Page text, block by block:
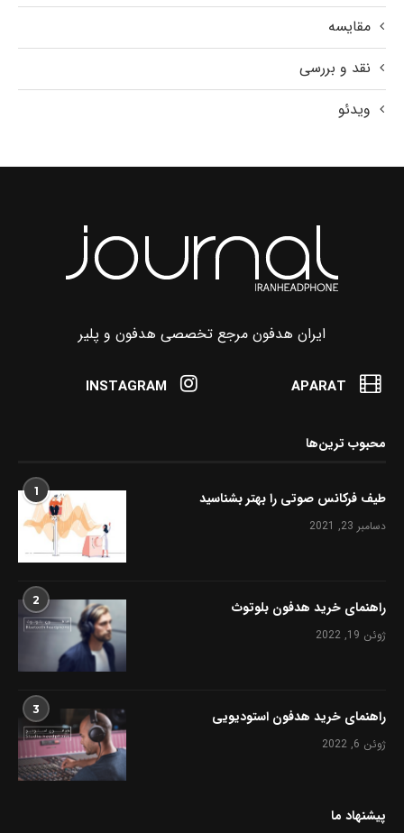
مقایسه
نقد و بررسی
ویدئو
ایران هدفون مرجع تخصصی هدفون و پلیر
APARAT
INSTAGRAM
محبوب ترین‌ها
1 طیف فرکانس صوتی را بهتر بشناسید
دسامبر 23, 2021
2 راهنمای خرید هدفون بلوتوث
ژوئن 19, 2022
3 راهنمای خرید هدفون استودیویی
ژوئن 6, 2022
پیشنهاد ما